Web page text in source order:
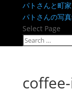
パトさんと町家
パトさんの写
Select Page